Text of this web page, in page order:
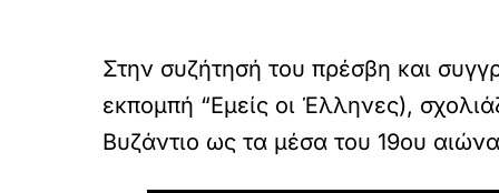
Στην συζήτησή του πρέσβη και
εκπομπή “Εμείς οι Έλληνες),
Βυζάντιο ως τα μέσα του 19ου αιώνα